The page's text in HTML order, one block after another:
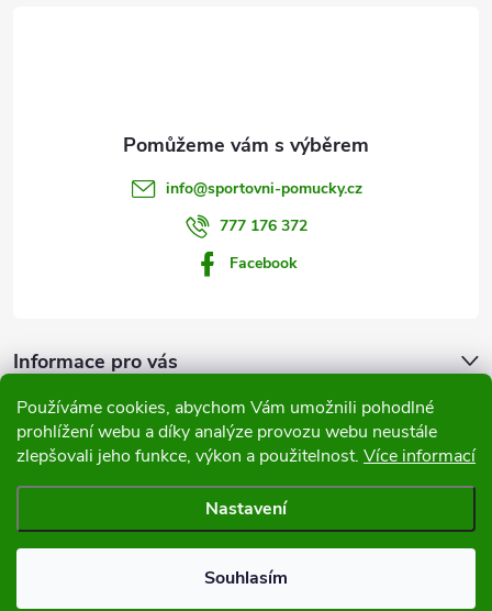
Používáme cookies, abychom Vám umožnili pohodlné
prohlížení webu a díky analýze provozu webu neustále
zlepšovali jeho funkce, výkon a použitelnost. Více informací
Nastavení
Souhlasím
info@sportovni-pomucky.cz
777 176 372
Facebook
Informace pro vás
Přijímáme online platby
Copyright 2026Sportovní pomůcky. Všechna práva vyhrazena.